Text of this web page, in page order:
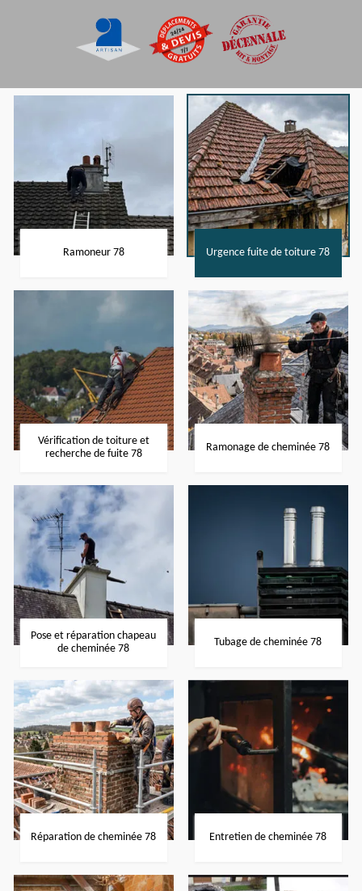
Ramoneur 78 Urgence fuite de toiture 78
Vérification de toiture et
recherche de fuite 78
Ramonage de cheminée 78
Pose et réparation chapeau
de cheminée 78
Tubage de cheminée 78
Réparation de cheminée 78 Entretien de cheminée 78